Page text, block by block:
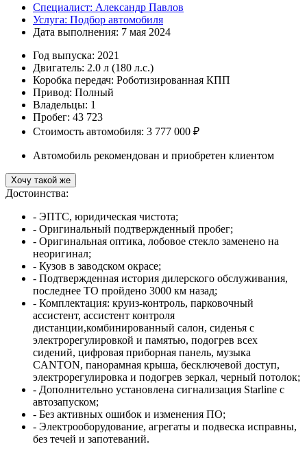
Специалист: Александр Павлов
Услуга: Подбор автомобиля
Дата выполнения: 7 мая 2024
Год выпуска: 2021
Двигатель: 2.0 л (180 л.с.)
Коробка передач: Роботизированная КПП
Привод: Полный
Владельцы: 1
Пробег: 43 723
Стоимость автомобиля: 3 777 000 ₽
Автомобиль рекомендован и приобретен клиентом
Хочу такой же
Достоинства:
- ЭПТС, юридическая чистота;
- Оригинальный подтвержденный пробег;
- Оригинальная оптика, лобовое стекло заменено на
неоригинал;
- Кузов в заводском окрасе;
- Подтвержденная история дилерского обслуживания,
последнее ТО пройдено 3000 км назад;
- Комплектация: круиз-контроль, парковочный
ассистент, ассистент контроля
дистанции,комбинированный салон, сиденья с
электрорегулировкой и памятью, подогрев всех
сидений, цифровая приборная панель, музыка
CANTON, панорамная крыша, бесключевой доступ,
электрорегулировка и подогрев зеркал, черный потолок;
- Дополнительно установлена сигнализация Starline с
автозапуском;
- Без активных ошибок и изменения ПО;
- Электрооборудование, агрегаты и подвеска исправны,
без течей и запотеваний.